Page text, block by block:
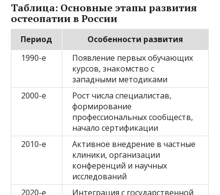
Таблица: Основные этапы развития
остеопатии в России
Период
Особенности развития
1990-е
Появление первых обучающих
курсов, знакомство с
западными методиками
2000-е
Рост числа специалистав,
формирование
профессиональных сообществ,
начало сертификации
2010-е
Активное внедрение в частные
клиники, организации
конференций и научных
исследований
2020-е
Интеграция с государственной